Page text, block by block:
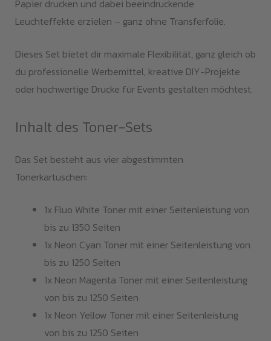
Papier drucken und dabei beeindruckende
Leuchteffekte erzielen – ganz ohne Transferfolie.
Dieses Set bietet dir maximale Flexibilität, ganz gleich ob
du professionelle Werbemittel, kreative DIY-Projekte
oder hochwertige Drucke für Events gestalten möchtest.
Inhalt des Toner-Sets
Das Set besteht aus vier abgestimmten
Tonerkartuschen:
1x Fluo White Toner mit einer Seitenleistung von
bis zu 1350 Seiten
1x Neon Cyan Toner mit einer Seitenleistung von
bis zu 1250 Seiten
1x Neon Magenta Toner mit einer Seitenleistung
von bis zu 1250 Seiten
1x Neon Yellow Toner mit einer Seitenleistung
von bis zu 1250 Seiten